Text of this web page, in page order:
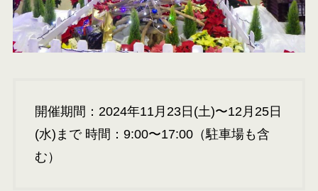
開催期間：2024年11月23日(土)〜12月25日
(水)まで 時間：9:00〜17:00（駐車場も含
む）